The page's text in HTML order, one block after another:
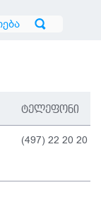
ტელეფონი
(497) 22 20 20